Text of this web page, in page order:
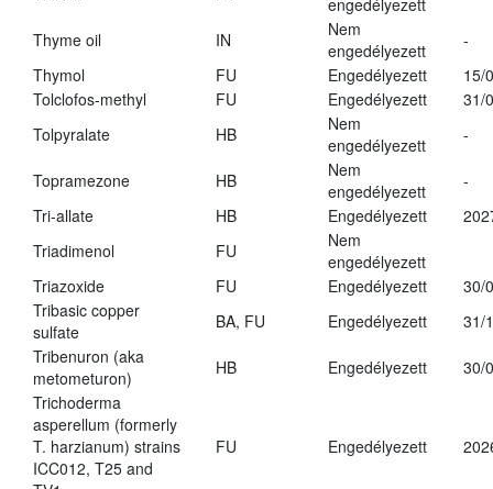
engedélyezett
Thyme oil IN
Nem
engedélyezett
-
Thymol
FU Engedélyezett
15/
Tolclofos-methyl
FU Engedélyezett
31/
Tolpyralate
HB
Nem
engedélyezett
-
Topramezone HB
Nem
engedélyezett
-
Tri-allate
HB Engedélyezett
Triadimenol
FU
Nem
engedélyezett
Triazoxide
FU Engedélyezett
30/
Tribasic copper
sulfate
BA, FU Engedélyezett
31/
Tribenuron (aka
metometuron)
HB Engedélyezett
30/
Trichoderma
asperellum (formerly
T. harzianum) strains
ICC012, T25 and
FU Engedélyezett